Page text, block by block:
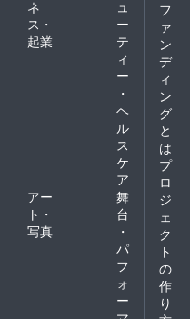
ネ
ス・
起業
ュ
ー
テ
ィ
ー
・
ヘ
ル
ス
ケ
ア
アー
ト・
写真
舞
台
・
パ
フ
ォ
ー
フ
ァ
ン
デ
ィ
ン
グ
と
は
プ
ロ
ジ
ェ
ク
ト
の
作
り